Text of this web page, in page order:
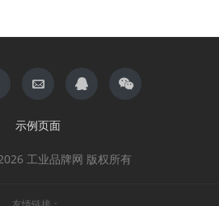
示例页面
工业品牌网 版权所有